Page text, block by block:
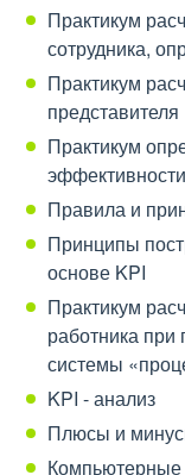
Практикум
сотрудника,
Практикум
представителя
Практикум
Правила и
Принципы
основе KPI
Практикум
работника
системы
KPI - анализ
Плюсы и